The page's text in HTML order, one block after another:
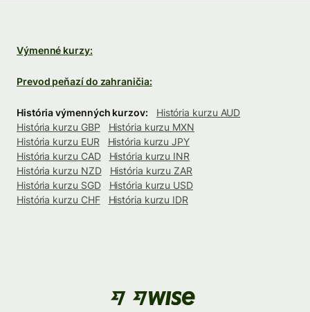
Výmenné kurzy:
Prevod peňazí do zahraničia:
História výmenných kurzov:
História kurzu AUD
História kurzu GBP
História kurzu MXN
História kurzu EUR
História kurzu JPY
História kurzu CAD
História kurzu INR
História kurzu NZD
História kurzu ZAR
História kurzu SGD
História kurzu USD
História kurzu CHF
História kurzu IDR